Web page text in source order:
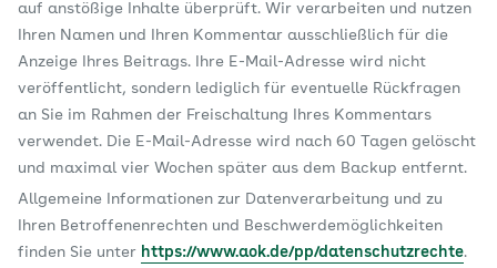
auf anstößige Inhalte überprüft. Wir verarbeiten und nutzen
Ihren Namen und Ihren Kommentar ausschließlich für die
Anzeige Ihres Beitrags. Ihre E-Mail-Adresse wird nicht
veröffentlicht, sondern lediglich für eventuelle Rückfragen
an Sie im Rahmen der Freischaltung Ihres Kommentars
verwendet. Die E-Mail-Adresse wird nach 60 Tagen gelöscht
und maximal vier Wochen später aus dem Backup entfernt.
Allgemeine Informationen zur Datenverarbeitung und zu
Ihren Betroffenenrechten und Beschwerdemöglichkeiten
finden Sie unter https://www.aok.de/pp/datenschutzrechte.